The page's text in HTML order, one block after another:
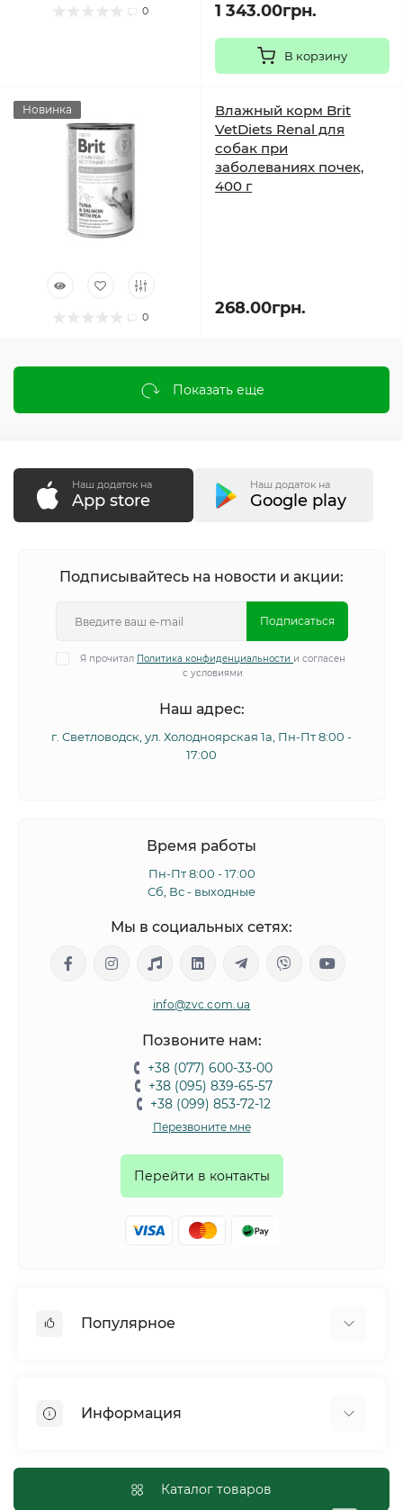
0 1 343.00грн.
В корзину
Новинка
0
Влажный корм Brit
VetDiets Renal для
собак при
заболеваниях почек,
400 г
268.00грн.
Показать еще
Наш додаток на
App store
Наш додаток на
Google play
Подписывайтесь на новости и акции:
Подписаться
Я прочитал Политика конфиденциальности и согласен
с условиями
Наш адрес:
г. Светловодск, ул. Холодноярская 1а, Пн-Пт 8:00 -
17:00
Время работы
Пн-Пт 8:00 - 17:00
Сб, Вс - выходные
Мы в социальных сетях:
info@zvc.com.ua
Позвоните нам:
+38 (077) 600-33-00
+38 (095) 839-65-57
+38 (099) 853-72-12
Перезвоните мне
Перейти в контакты
Популярное
Птицы
Рептилии
Сельскохозяйственные животные и птицы
Информация
Оплата и доставка
Каталог товаров